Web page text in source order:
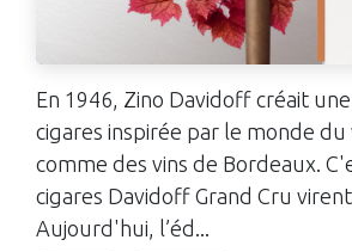
En 1946, Zino Davidoff créait
cigares inspirée par le monde
comme des vins de Bordeaux.
cigares Davidoff Grand Cru
Aujourd'hui, l’éd...